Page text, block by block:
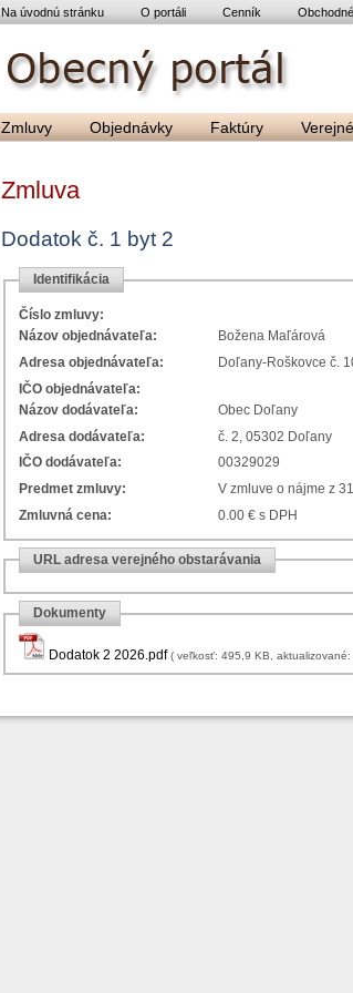
Na úvodnú stránku O portáli Cenník
Zmluvy Objednávky Faktúry
Zmluva
Dodatok č. 1 byt 2
Identifikácia
Číslo zmluvy:
Názov objednávateľa:
Božena Maľárová
Adresa objednávateľa:
Doľany-Roškovce č.
IČO objednávateľa:
Názov dodávateľa:
Obec Doľany
Adresa dodávateľa:
č. 2, 05302 Doľany
IČO dodávateľa:
00329029
Predmet zmluvy:
V zmluve o nájme z
Zmluvná cena:
0.00 € s DPH
URL adresa verejného obstarávania
Dokumenty
Dodatok 2 2026.pdf ( veľkosť: 495,9 KB,